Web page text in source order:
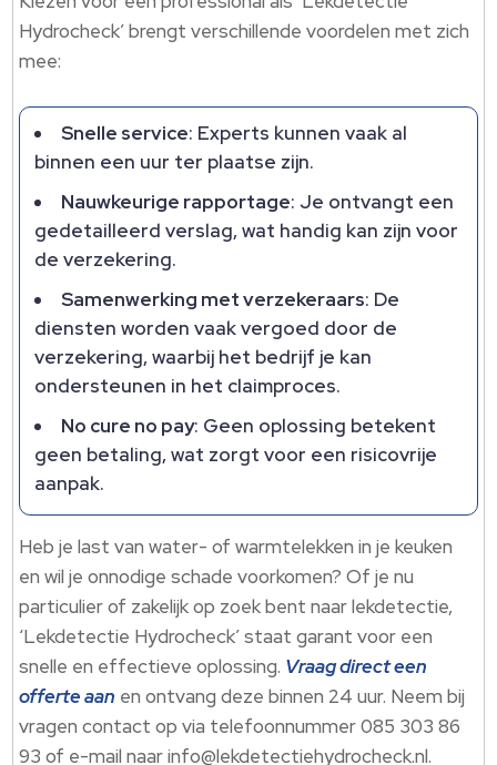
Hydrocheck’ brengt verschillende voordelen met zich
mee:
Snelle service: Experts kunnen vaak al
binnen een uur ter plaatse zijn.​
Nauwkeurige rapportage: Je ontvangt een
gedetailleerd verslag, wat handig kan zijn voor
de verzekering.​
Samenwerking met verzekeraars: De
diensten worden vaak vergoed door de
verzekering, waarbij het bedrijf je kan
ondersteunen in het claimproces.​
No cure no pay: Geen oplossing betekent
geen betaling, wat zorgt voor een risicovrije
aanpak.​
Heb je last van water- of warmtelekken in je keuken
en wil je onnodige schade voorkomen? Of je nu
particulier of zakelijk op zoek bent naar lekdetectie,
‘Lekdetectie Hydrocheck’ staat garant voor een
snelle en effectieve oplossing.​ Vraag direct een
offerte aan en ontvang deze binnen 24 uur.​ Neem bij
vragen contact op via telefoonnummer 085 303 86
93 of e-mail naar info@lekdetectiehydrocheck.​nl.​